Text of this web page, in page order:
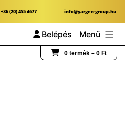
+36 (20) 455 4677 info@yargen-group.hu
Belépés Menü
0 termék – 0 Ft